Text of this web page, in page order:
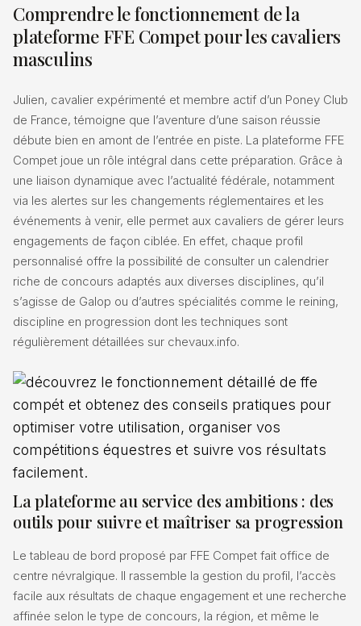
Comprendre le fonctionnement de la
plateforme FFE Compet pour les cavaliers
masculins
Julien, cavalier expérimenté et membre actif d’un Poney Club
de France, témoigne que l’aventure d’une saison réussie
débute bien en amont de l’entrée en piste. La plateforme FFE
Compet joue un rôle intégral dans cette préparation. Grâce à
une liaison dynamique avec l’actualité fédérale, notamment
via les alertes sur les changements réglementaires et les
événements à venir, elle permet aux cavaliers de gérer leurs
engagements de façon ciblée. En effet, chaque profil
personnalisé offre la possibilité de consulter un calendrier
riche de concours adaptés aux diverses disciplines, qu’il
s’agisse de Galop ou d’autres spécialités comme le reining,
discipline en progression dont les techniques sont
régulièrement détaillées sur chevaux.info.
La plateforme au service des ambitions : des
outils pour suivre et maîtriser sa progression
Le tableau de bord proposé par FFE Compet fait office de
centre névralgique. Il rassemble la gestion du profil, l’accès
facile aux résultats de chaque engagement et une recherche
affinée selon le type de concours, la région, et même le